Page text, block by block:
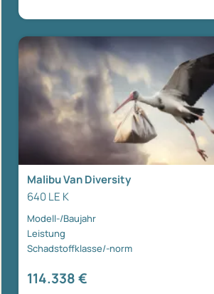
Malibu Van Diversity
640 LE K
Modell-/Baujahr
Leistung
Schadstoffklasse/-norm
114.338 €